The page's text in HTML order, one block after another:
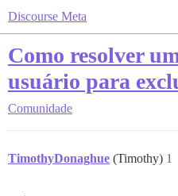
Discourse Meta
Como resolver
usuário para
Comunidade
TimothyDonaghue (Timothy) 1